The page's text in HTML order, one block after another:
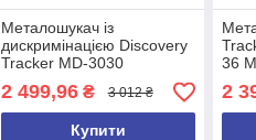
Металошукач із
дискримінацією Discovery
Tracker MD-3030
2 499,96₴ 3 012 ₴
Купити
36
2